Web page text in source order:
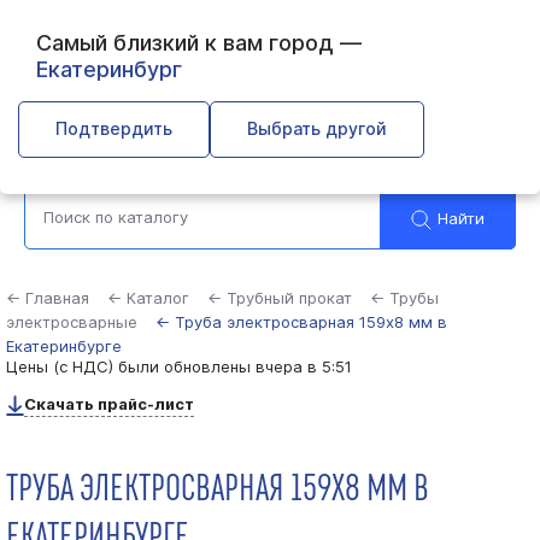
Самый близкий к вам город —
Екатеринбург
Подтвердить Выбрать другой
Выберите город
Найти
← Главная ← Каталог ← Трубный прокат
← Трубы
электросварные
← Труба электросварная 159х8 мм в
Екатеринбурге
Цены (с НДС) были обновлены вчера в 5:51
Скачать прайс-лист
ТРУБА ЭЛЕКТРОСВАРНАЯ 159Х8 ММ В